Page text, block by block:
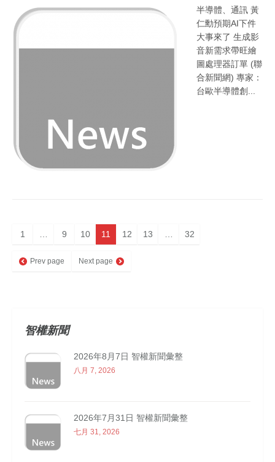
半導體、通訊 黃
仁勳預期AI下件
大事來了 生成影
音新需求帶旺繪
圖處理器訂單 (聯
合新聞網) 專家：
台歐半導體創...
1 … 9 10 11 12 13 … 32
Prev page Next page
智權新聞
2026年8月7日 智權新聞彙整
八月 7, 2026
2026年7月31日 智權新聞彙整
七月 31, 2026